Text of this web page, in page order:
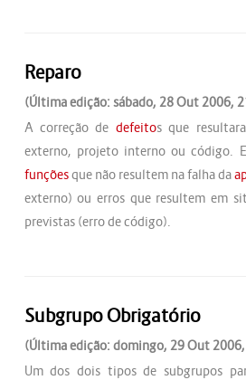
Reparo
(Última edição: sábado, 28 Out 2006,
A correção de defeitos que
externo, projeto interno ou código.
funçõesque não resultem na falha da
externo) ou erros que resultem em
previstas (erro de código).
Subgrupo Obrigatório
(Última edição: domingo, 29 Out
Um dos dois tipos de subgrupos